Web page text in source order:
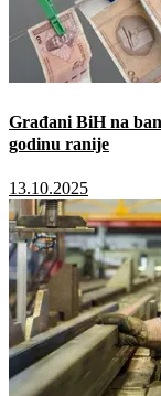
Građani BiH na
godinu ranije
13.10.2025